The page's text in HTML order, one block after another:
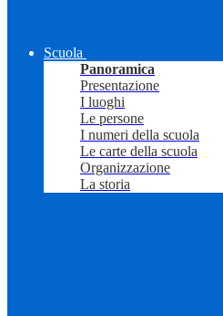
Scuola
Panoramica
Presentazione
I luoghi
Le persone
I numeri della scuola
Le carte della scuola
Organizzazione
La storia